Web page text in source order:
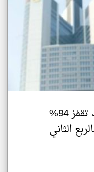
أرباح كوميرتس بنك تقفز 94%
الثاني